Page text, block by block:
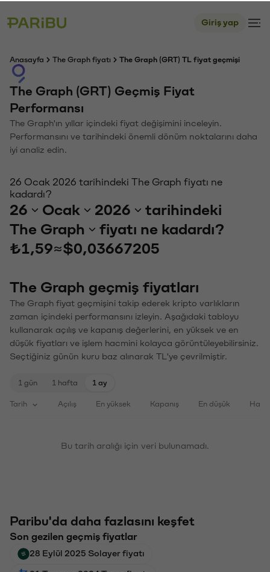
Giriş yap
Anasayfa The Graph fiyatı The Graph (GRT) TL fiyat geçmişi
The Graph (GRT) Geçmiş Fiyat
Performansı
The Graph'ın yıllar içindeki fiyat değişimini inceleyin.
Performansını ve tarihindeki önemli dönüm noktalarını daha
iyi analiz edin.
26 Ocak 2026 tarihindeki The Graph fiyatı ne
kadardı?
26 Ocak 2026
tarihindeki
The Graph
fiyatı ne kadardı?
₺1,59≈$0,03667205
The Graph geçmiş fiyatları
The Graph fiyat geçmişini takip ederek kripto varlıkların
zaman içindeki performansını izleyin. Aşağıdaki tabloyu
kullanarak açılış ve kapanış değerlerini, en yüksek ve en
düşük fiyatları ve işlem hacmini kolayca görüntüleyebilirsiniz.
Seçtiğiniz günün kuru baz alınarak TL'ye çevrilmiştir.
1 gün 1 hafta 1 ay
Tarih Açılış En yüksek Kapanış En düşük
Bu tarih aralığı için veri bulunamadı.
Paribu'da daha fazlasını keşfet
Son gezilen geçmiş fiyatlar
28 Eylül 2025 Solayer fiyatı